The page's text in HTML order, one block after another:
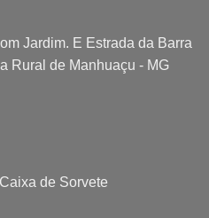
Jardim. E Estrada da Barra
Rural de Manhuaçu - MG
de Sorvete